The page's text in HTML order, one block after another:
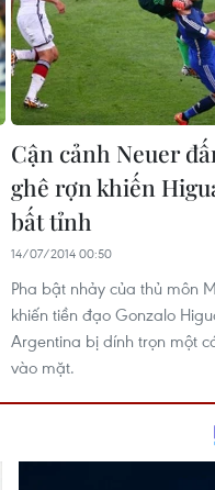
Cận cảnh Neuer
ghê rợn khiến
bất tỉnh
14/07/2014 00:50
Pha bật nhảy của thủ môn
khiến tiền đạo Gonzalo
Argentina bị dính trọn một
vào mặt.